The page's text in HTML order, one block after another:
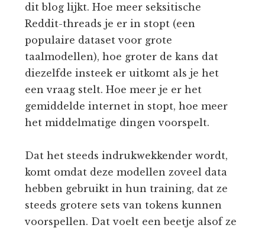
dit blog lijkt. Hoe meer seksitische
Reddit-threads je er in stopt (een
populaire dataset voor grote
taalmodellen), hoe groter de kans dat
diezelfde insteek er uitkomt als je het
een vraag stelt. Hoe meer je er het
gemiddelde internet in stopt, hoe meer
het middelmatige dingen voorspelt.
Dat het steeds indrukwekkender wordt,
komt omdat deze modellen zoveel data
hebben gebruikt in hun training, dat ze
steeds grotere sets van tokens kunnen
voorspellen. Dat voelt een beetje alsof ze